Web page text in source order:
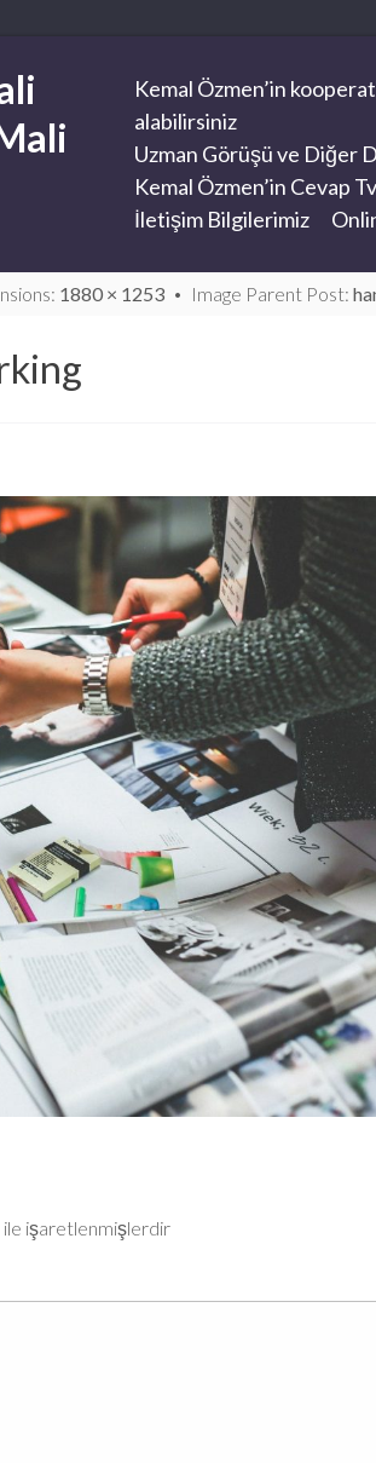
Kemal Özmen’in
alabilirsiniz
Uzman Görüşü ve Diğer
Kemal Özmen’in Cevap
İletişim Bilgilerimiz
1880 × 1253 Image Parent Post:
ile işaretlenmişlerdir